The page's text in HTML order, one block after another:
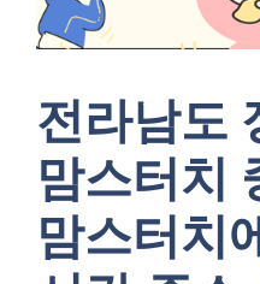
전라남도
맘스터치
맘스터치